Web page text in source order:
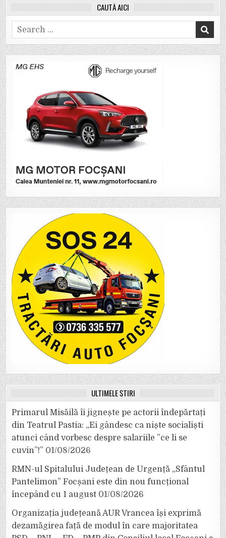
CAUTĂ AICI
Search
for:
ULTIMELE ȘTIRI
Primarul Misăilă îi jignește pe actorii îndepărtați
din Teatrul Pastia: „Ei gândesc ca niște socialiști
atunci când vorbesc despre salariile ”ce li se
cuvin”!” 01/08/2026
RMN-ul Spitalului Județean de Urgență „Sfântul
Pantelimon” Focșani este din nou funcțional
începând cu 1 august 01/08/2026
Organizația județeană AUR Vrancea își exprimă
dezamăgirea față de modul în care majoritatea